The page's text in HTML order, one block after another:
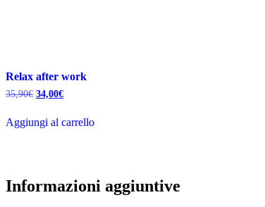
Relax after work
35,90€ Il
originale
era:
34,00€Il
attuale
è:
Aggiungi al carrello
Informazioni aggiuntive